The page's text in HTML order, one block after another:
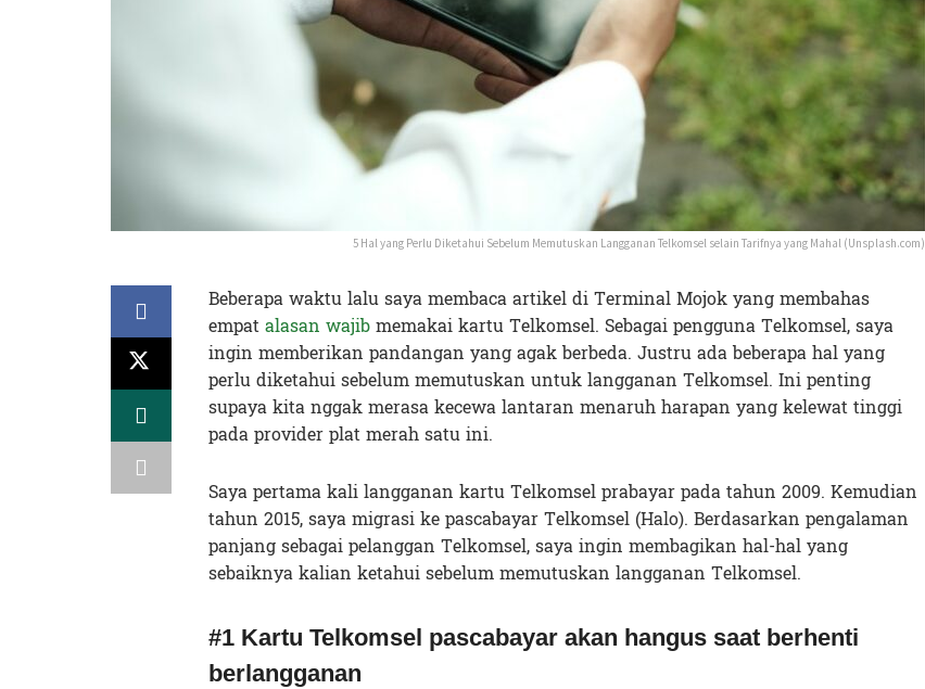
5 Hal yang Perlu Diketahui Sebelum Memutuskan Langganan Telkomsel selain Tarifnya yang Mahal (Unsplash.com)
Beberapa waktu lalu saya membaca artikel di Terminal Mojok yang membahas
empatalasan wajibmemakai kartu Telkomsel. Sebagai pengguna Telkomsel, saya
ingin memberikan pandangan yang agak berbeda. Justru ada beberapa hal yang
perlu diketahui sebelum memutuskan untuk langganan Telkomsel. Ini penting
supaya kita nggak merasa kecewa lantaran menaruh harapan yang kelewat tinggi
pada provider plat merah satu ini.
Saya pertama kali langganan kartu Telkomsel prabayar pada tahun 2009. Kemudian
tahun 2015, saya migrasi ke pascabayar Telkomsel (Halo). Berdasarkan pengalaman
panjang sebagai pelanggan Telkomsel, saya ingin membagikan hal-hal yang
sebaiknya kalian ketahui sebelum memutuskan langganan Telkomsel.
#1 Kartu Telkomsel pascabayar akan hangus saat berhenti
berlangganan